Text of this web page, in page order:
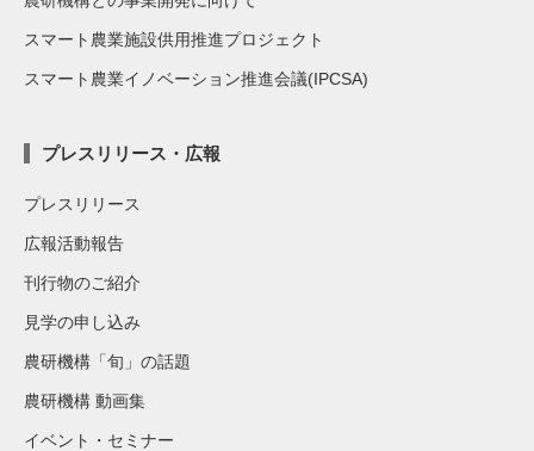
スマート農業施設供用推進プロジェクト
スマート農業イノベーション推進会議(IPCSA)
プレスリリース・広報
プレスリリース
広報活動報告
刊行物のご紹介
見学の申し込み
農研機構「旬」の話題
農研機構 動画集
イベント・セミナー